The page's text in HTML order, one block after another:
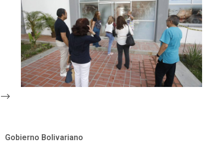
-->
Gobierno Bolivariano